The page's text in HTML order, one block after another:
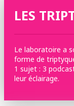
LES
Le laboratoire a
forme de
1 sujet : 3
leur éclairage.